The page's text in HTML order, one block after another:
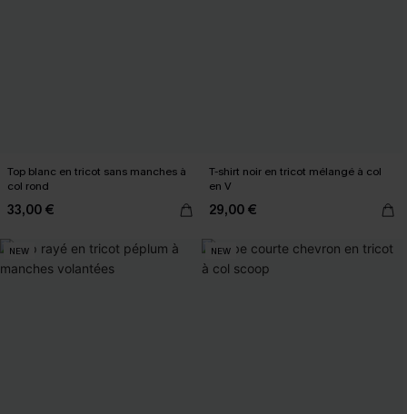
Top blanc en tricot sans manches à
col rond
33,00 €
T-shirt noir en tricot mélangé à col
en V
29,00 €
NEW NEW